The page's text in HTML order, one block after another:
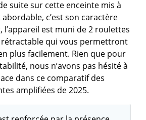
suite sur cette enceinte mis à
c’est son caractère
l’appareil est muni de 2 roulettes
rétractable qui vous permettront
plus facilement. Rien que pour
nous n’avons pas hésité à
dans ce comparatif des
amplifiées de 2025.